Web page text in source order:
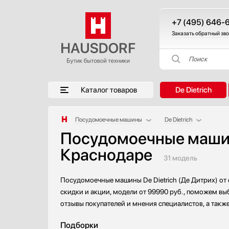
+7 (495) 646-
Заказать обратный
Поиск
Каталог товаров De Dietrich
Посудомоечные машины
Аксессуары
Аксессуары и принадлежности
Акустические системы
Беспроводные акустические системы
Вакуумные упаковщики
De Dietrich
AEG
Barazza
Посудомоечные
Краснодаре
31 модель
Посудомоечные машины De Dietrich (Де Дитрих) от
скидки и акции, модели от 99990 руб., поможем
отзывы покупателей и мнения специалистов, а
Подборки